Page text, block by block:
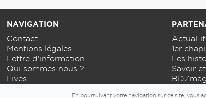
NAVIGATION
Contact
Mentions légales
Lettre d'information
Qui sommes nous ?
Lives
1er
Les
Savoir
BDZmag
En poursuivant votre navigation sur ce site, vous